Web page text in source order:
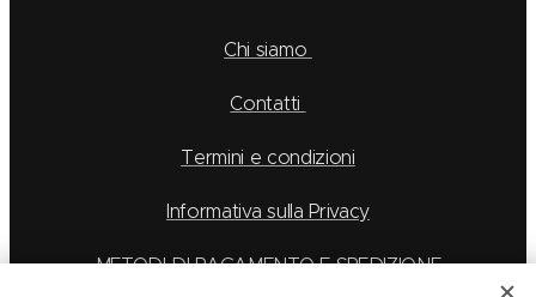
Chi siamo
Contatti
Termini e condizioni
Informativa sulla Privacy
METODI DI PAGAMENTO E SPEDIZIONE